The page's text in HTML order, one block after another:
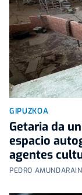
GIPUZKOA
Getaria da
espacio
agentes
PEDRO